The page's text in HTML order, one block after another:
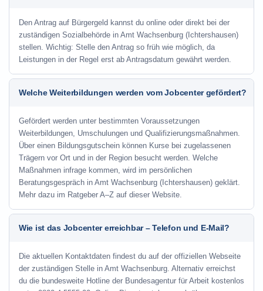
Den Antrag auf Bürgergeld kannst du online oder direkt bei der
zuständigen Sozialbehörde in Amt Wachsenburg (Ichtershausen)
stellen. Wichtig: Stelle den Antrag so früh wie möglich, da
Leistungen in der Regel erst ab Antragsdatum gewährt werden.
Welche Weiterbildungen werden vom Jobcenter gefördert?
Gefördert werden unter bestimmten Voraussetzungen
Weiterbildungen, Umschulungen und Qualifizierungsmaßnahmen.
Über einen Bildungsgutschein können Kurse bei zugelassenen
Trägern vor Ort und in der Region besucht werden. Welche
Maßnahmen infrage kommen, wird im persönlichen
Beratungsgespräch in Amt Wachsenburg (Ichtershausen) geklärt.
Mehr dazu im Ratgeber A–Z auf dieser Website.
Wie ist das Jobcenter erreichbar – Telefon und E-Mail?
Die aktuellen Kontaktdaten findest du auf der offiziellen Webseite
der zuständigen Stelle in Amt Wachsenburg. Alternativ erreichst
du die bundesweite Hotline der Bundesagentur für Arbeit kostenlos